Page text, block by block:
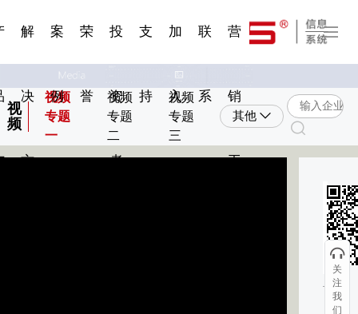
解
决
方
案
例
荣
誉
投
资
者
支
持
加
入
联
系
营
销
工
视
频
视频
专题
一
视频
专题
二
视频
专题
三
其他
环
扫
动
《视
关
注
我
们